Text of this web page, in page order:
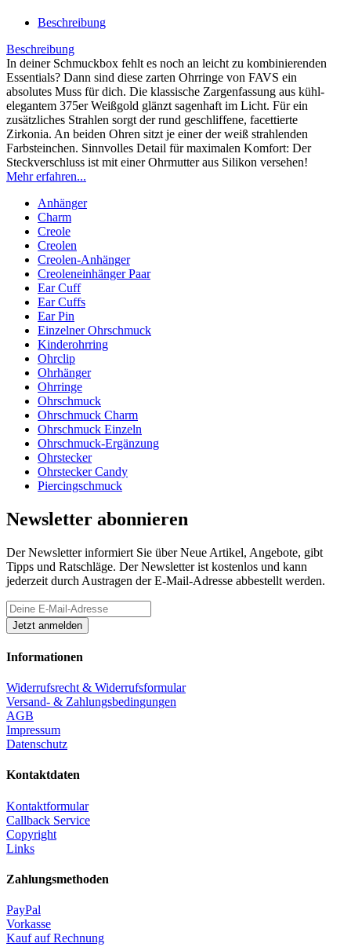
Beschreibung
Beschreibung
In deiner Schmuckbox fehlt es noch an leicht zu kombinierenden
Essentials? Dann sind diese zarten Ohrringe von FAVS ein
absolutes Muss für dich. Die klassische Zargenfassung aus kühl-
elegantem 375er Weißgold glänzt sagenhaft im Licht. Für ein
zusätzliches Strahlen sorgt der rund geschliffene, facettierte
Zirkonia. An beiden Ohren sitzt je einer der weiß strahlenden
Farbsteinchen. Sinnvolles Detail für maximalen Komfort: Der
Steckverschluss ist mit einer Ohrmutter aus Silikon versehen!
Mehr erfahren...
Anhänger
Charm
Creole
Creolen
Creolen-Anhänger
Creoleneinhänger Paar
Ear Cuff
Ear Cuffs
Ear Pin
Einzelner Ohrschmuck
Kinderohrring
Ohrclip
Ohrhänger
Ohrringe
Ohrschmuck
Ohrschmuck Charm
Ohrschmuck Einzeln
Ohrschmuck-Ergänzung
Ohrstecker
Ohrstecker Candy
Piercingschmuck
Newsletter abonnieren
Der Newsletter informiert Sie über Neue Artikel, Angebote, gibt
Tipps und Ratschläge. Der Newsletter ist kostenlos und kann
jederzeit durch Austragen der E-Mail-Adresse abbestellt werden.
Informationen
Widerrufsrecht & Widerrufsformular
Versand- & Zahlungsbedingungen
AGB
Impressum
Datenschutz
Kontaktdaten
Kontaktformular
Callback Service
Copyright
Links
Zahlungsmethoden
PayPal
Vorkasse
Kauf auf Rechnung